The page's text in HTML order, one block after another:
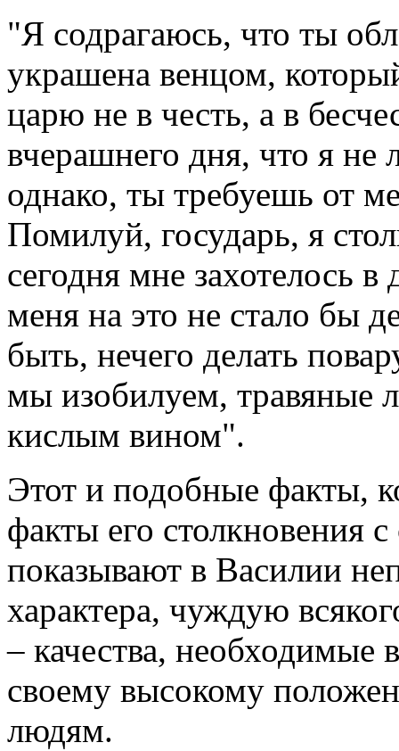
"Я содрагаюсь, что ты
украшена венцом,
царю не в честь, а в
вчерашнего дня, что я не
однако, ты требуешь от
Помилуй, государь, я
сегодня мне захотелось
меня на это не стало бы
быть, нечего делать
мы изобилуем, травяные
кислым вином".
Этот и подобные факты,
факты его столкновения
показывают в Василии
характера, чуждую
– качества, необходимые
своему высокому
людям.